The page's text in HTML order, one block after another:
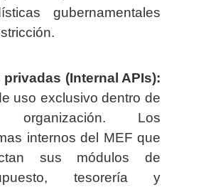
gubernamentales
privadas (Internal APIs):
uso exclusivo dentro de
organización. Los
internos del MEF que
sus módulos de
tesorería y